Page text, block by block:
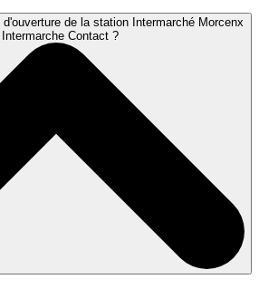
de la station Intermarché Morcenx
Contact ?